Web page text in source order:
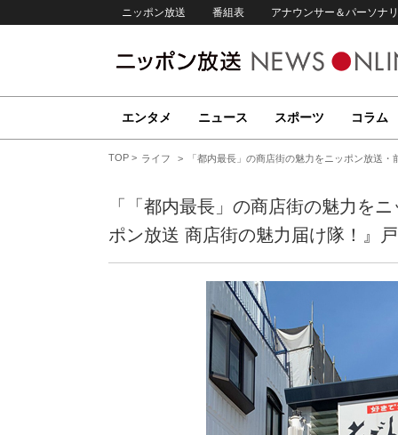
ニッポン放送 番組表 アナウンサー＆パーソナ
エンタメ ニュース スポーツ コラム
TOP ライフ 「都内最長」の商店街の魅力をニッポン放送
「「都内最長」の商店街の魅力を
ポン放送 商店街の魅力届け隊！』